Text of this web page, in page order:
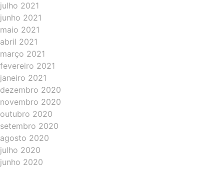
julho 2021
junho 2021
maio 2021
abril 2021
março 2021
fevereiro 2021
janeiro 2021
dezembro 2020
novembro 2020
outubro 2020
setembro 2020
agosto 2020
julho 2020
junho 2020